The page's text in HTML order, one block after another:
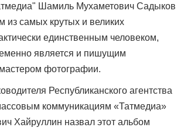
Шамиль Мухаметович Садыков
из самых крутых и великих
единственным человеком,
является и пишущим
фотографии.
Республиканского агентства
коммуникациям «Татмедиа»
Хайруллин назвал этот альбом